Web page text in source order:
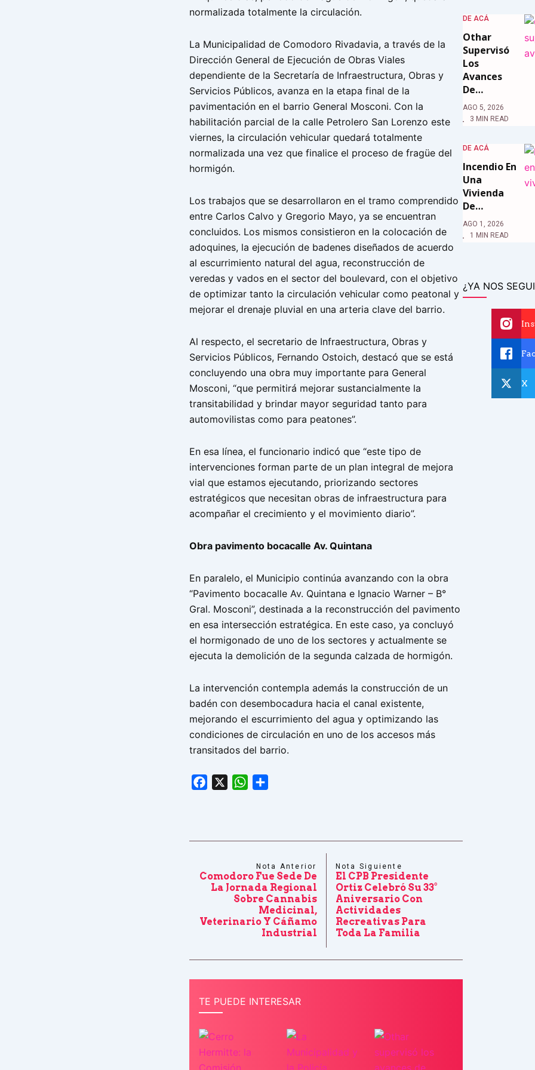
normalizada totalmente la circulación.
La Municipalidad de Comodoro Rivadavia, a través de la
Dirección General de Ejecución de Obras Viales
dependiente de la Secretaría de Infraestructura, Obras y
Servicios Públicos, avanza en la etapa final de la
pavimentación en el barrio General Mosconi. Con la
habilitación parcial de la calle Petrolero San Lorenzo este
viernes, la circulación vehicular quedará totalmente
normalizada una vez que finalice el proceso de fragüe del
hormigón.
Los trabajos que se desarrollaron en el tramo comprendido
entre Carlos Calvo y Gregorio Mayo, ya se encuentran
concluidos. Los mismos consistieron en la colocación de
adoquines, la ejecución de badenes diseñados de acuerdo
al escurrimiento natural del agua, reconstrucción de
veredas y vados en el sector del boulevard, con el objetivo
de optimizar tanto la circulación vehicular como peatonal y
mejorar el drenaje pluvial en una arteria clave del barrio.
Al respecto, el secretario de Infraestructura, Obras y
Servicios Públicos, Fernando Ostoich, destacó que se está
concluyendo una obra muy importante para General
Mosconi, “que permitirá mejorar sustancialmente la
transitabilidad y brindar mayor seguridad tanto para
automovilistas como para peatones”.
En esa línea, el funcionario indicó que “este tipo de
intervenciones forman parte de un plan integral de mejora
vial que estamos ejecutando, priorizando sectores
estratégicos que necesitan obras de infraestructura para
acompañar el crecimiento y el movimiento diario”.
Obra pavimento bocacalle Av. Quintana
En paralelo, el Municipio continúa avanzando con la obra
“Pavimento bocacalle Av. Quintana e Ignacio Warner – B°
Gral. Mosconi”, destinada a la reconstrucción del pavimento
en esa intersección estratégica. En este caso, ya concluyó
el hormigonado de uno de los sectores y actualmente se
ejecuta la demolición de la segunda calzada de hormigón.
La intervención contempla además la construcción de un
badén con desembocadura hacia el canal existente,
mejorando el escurrimiento del agua y optimizando las
condiciones de circulación en uno de los accesos más
transitados del barrio.
Facebook WhatsApp
Nota Anterior
Comodoro Fue Sede De
La Jornada Regional
Sobre Cannabis
Medicinal,
Veterinario Y Cáñamo
Industrial
Nota Siguiente
El CPB Presidente
Ortiz Celebró Su 33°
Aniversario Con
Actividades
Recreativas Para
Toda La Familia
TE PUEDE INTERESAR
DE ACÁ
Othar
Supervisó
Los
Avances
De…
AGO 5, 2026
3 MIN READ
DE ACÁ
Incendio En
Una
Vivienda
De…
AGO 1, 2026
1 MIN READ
¿YA NOS
X